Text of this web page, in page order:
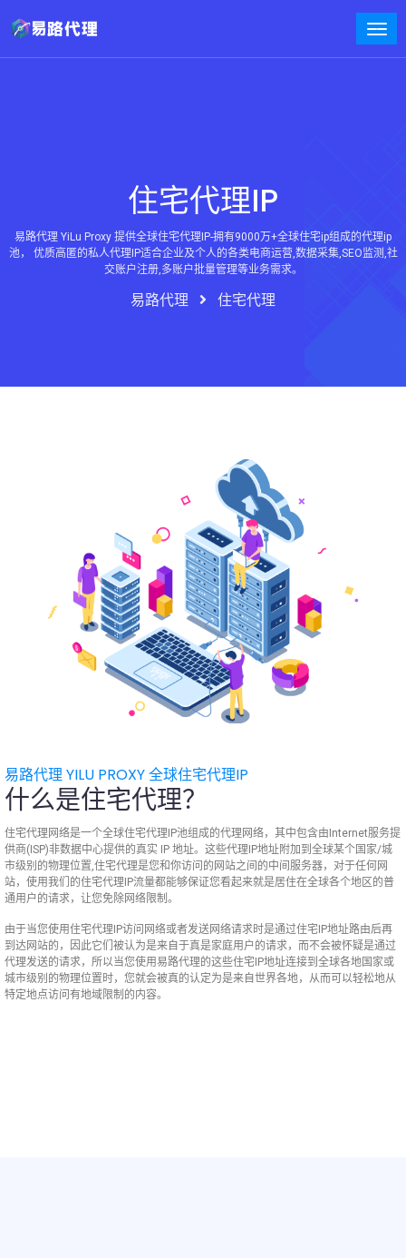
住宅代理IP
易路代理 YiLu Proxy 提供全球住宅代理IP-拥有9000万+全球住宅ip组成的代理ip
池， 优质高匿的私人代理IP适合企业及个人的各类电商运营,数据采集,SEO监测,社
交账户注册,多账户批量管理等业务需求。
易路代理 住宅代理
易路代理 YILU PROXY 全球住宅代理IP
什么是住宅代理？
住宅代理网络是一个全球住宅代理IP池组成的代理网络，其中包含由Internet服务提
供商(ISP)非数据中心提供的真实 IP 地址。这些代理IP地址附加到全球某个国家/城
市级别的物理位置,住宅代理是您和你访问的网站之间的中间服务器，对于任何网
站，使用我们的住宅代理IP流量都能够保证您看起来就是居住在全球各个地区的普
通用户的请求，让您免除网络限制。
由于当您使用住宅代理IP访问网络或者发送网络请求时是通过住宅IP地址路由后再
到达网站的，因此它们被认为是来自于真是家庭用户的请求，而不会被怀疑是通过
代理发送的请求，所以当您使用易路代理的这些住宅IP地址连接到全球各地国家或
城市级别的物理位置时，您就会被真的认定为是来自世界各地，从而可以轻松地从
特定地点访问有地域限制的内容。